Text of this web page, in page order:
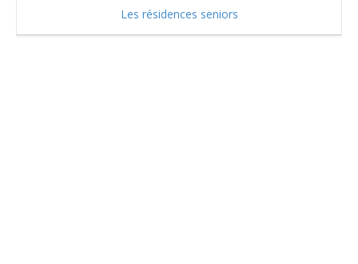
Les résidences seniors